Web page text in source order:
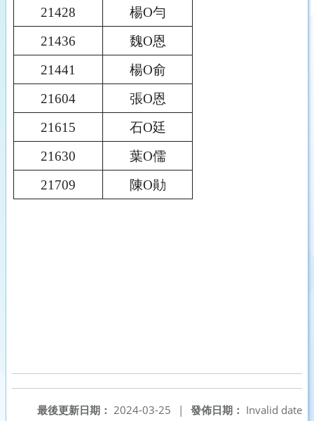
21428
楊O勻
21436
魏O恩
21441
楊O俞
21604
張O恩
21615
石O廷
21630
葉O儒
21709
陳O勛
發佈日期： Invalid date
最後更新日期： 2024-03-25
|